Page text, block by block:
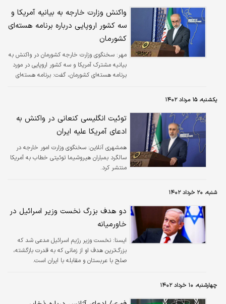
واکنش وزارت خارجه به بیانیه آمریکا و
سه کشور اروپایی درباره برنامه هسته‌ای
کشورمان
مهر: سخنگوی وزارت خارجه کشورمان در واکنش به
بیانیه مشترک آمریکا و سه کشور اروپایی در مورد
برنامه هسته‌ای کشورمان، گفت: برنامه هسته‌ای
یکشنبه، ۱۵ مرداد ۱۴۰۲
توئیت انگلیسی کنعانی در واکنش به
ادعای آمریکا علیه ایران
همشهری آنلاین: سخنگوی وزارت امور خارجه در
سالگرد بمباران هیروشیما توئیتی خطاب به آمریکا
منتشر کرد.
شنبه، ۲۰ خرداد ۱۴۰۲
دو هدف بزرگ نخست وزیر اسرائیل در
خاورمیانه
ایسنا: نخست وزیر رژیم اسرائیل مدعی شد که
بزرگ‌ترین هدف او از زمانی که به قدرت بازگشته،
صلح با عربستان و مقابله با ایران است.
چهارشنبه، ۱۰ خرداد ۱۴۰۲